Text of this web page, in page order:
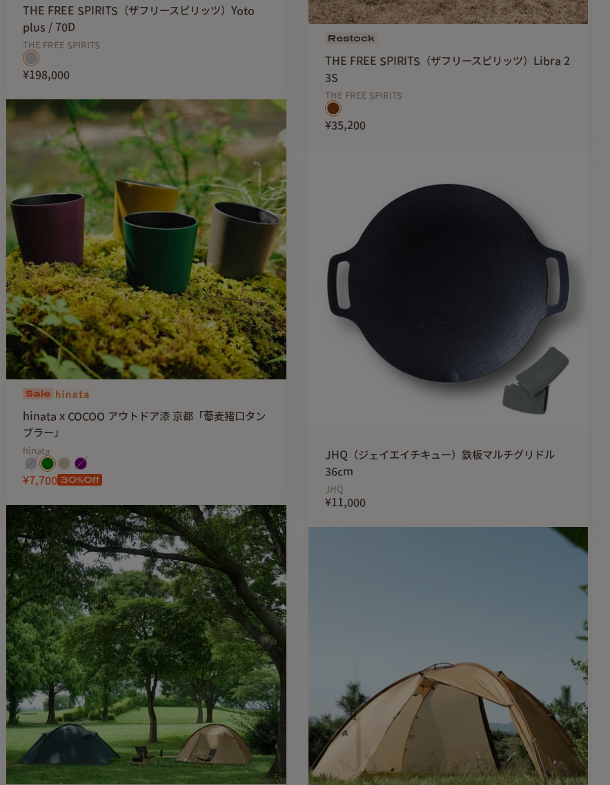
THE FREE SPIRITS（ザフリースピリッツ）Yoto
plus / 70D
THE FREE SPIRITS
¥198,000
Sale
hinata x COCOO アウトドア漆 京都「蕎麦猪口タン
ブラー」
hinata
¥7,700 30%Off
Restock
THE FREE SPIRITS（ザフリースピリッツ）Libra 2
3S
THE FREE SPIRITS
¥35,200
JHQ（ジェイエイチキュー）鉄板マルチグリドル
36cm
JHQ
¥11,000